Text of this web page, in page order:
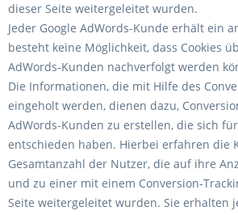
dieser Seite weitergeleitet wurden.
Jeder Google AdWords-Kunde erhält ein
besteht keine Möglichkeit, dass Cookies
AdWords-Kunden nachverfolgt werden
Die Informationen, die mit Hilfe des
eingeholt werden, dienen dazu,
AdWords-Kunden zu erstellen, die sich
entschieden haben. Hierbei erfahren die
Gesamtanzahl der Nutzer, die auf ihre
und zu einer mit einem Conversion-
Seite weitergeleitet wurden. Sie erhalten